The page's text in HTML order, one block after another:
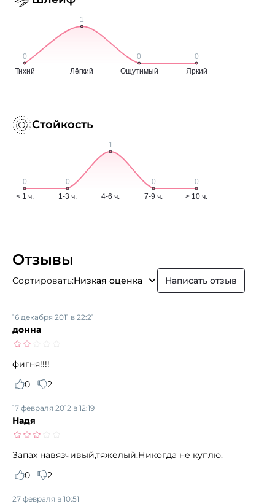
Стойкость
Отзывы
Сортировать:Низкая оценка Написать отзыв
донна
16 декабря 2011 в 22:21
фигня!!!!
0
2
Надя
17 февраля 2012 в 12:19
Запах навязчивый,тяжелый.Никогда не куплю.
0
2
27 февраля в 10:51